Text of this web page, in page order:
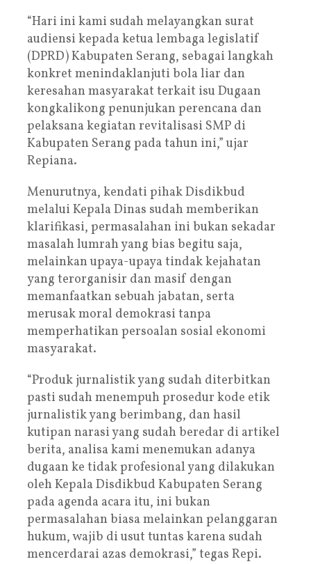
“Hari ini kami sudah melayangkan surat
audiensi kepada ketua lembaga legislatif
(DPRD) Kabupaten Serang, sebagai langkah
konkret menindaklanjuti bola liar dan
keresahan masyarakat terkait isu Dugaan
kongkalikong penunjukan perencana dan
pelaksana kegiatan revitalisasi SMP di
Kabupaten Serang pada tahun ini,” ujar
Repiana.
Menurutnya, kendati pihak Disdikbud
melalui Kepala Dinas sudah memberikan
klarifikasi, permasalahan ini bukan sekadar
masalah lumrah yang bias begitu saja,
melainkan upaya-upaya tindak kejahatan
yang terorganisir dan masif dengan
memanfaatkan sebuah jabatan, serta
merusak moral demokrasi tanpa
memperhatikan persoalan sosial ekonomi
masyarakat.
“Produk jurnalistik yang sudah diterbitkan
pasti sudah menempuh prosedur kode etik
jurnalistik yang berimbang, dan hasil
kutipan narasi yang sudah beredar di artikel
berita, analisa kami menemukan adanya
dugaan ke tidak profesional yang dilakukan
oleh Kepala Disdikbud Kabupaten Serang
pada agenda acara itu, ini bukan
permasalahan biasa melainkan pelanggaran
hukum, wajib di usut tuntas karena sudah
mencerdarai azas demokrasi,” tegas Repi.